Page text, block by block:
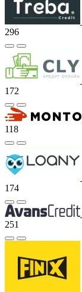
296
172
118
174
251